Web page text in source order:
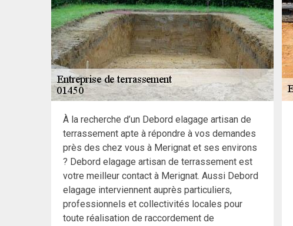
À la recherche d’un Debord elagage artisan de
terrassement apte à répondre à vos demandes
près des chez vous à Merignat et ses environs
? Debord elagage artisan de terrassement est
votre meilleur contact à Merignat. Aussi Debord
elagage interviennent auprès particuliers,
professionnels et collectivités locales pour
toute réalisation de raccordement de